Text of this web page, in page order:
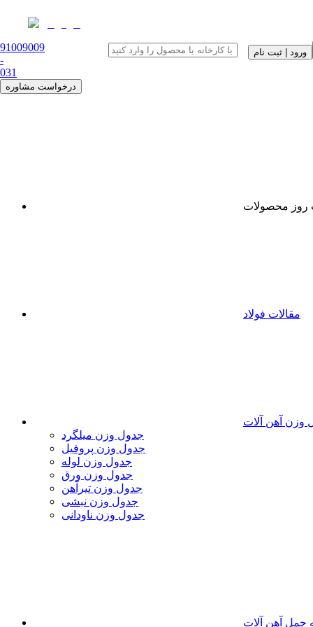
91009009
-
031
درخواست مشاوره
ورود | ثبت نام
روز محصولات
مقالات فولاد
وزن آهن آلات
جدول وزن میلگرد
جدول وزن پروفیل
جدول وزن لوله
جدول وزن ورق
جدول وزن تیرآهن
جدول وزن نبشی
جدول وزن ناودانی
حمل آهن آلات